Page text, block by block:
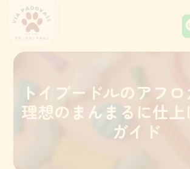
トイプードルのアフ
理想のまんまるに仕
ガイド